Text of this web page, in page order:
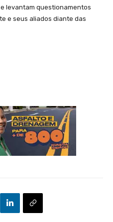
levantam questionamentos
e seus aliados diante das